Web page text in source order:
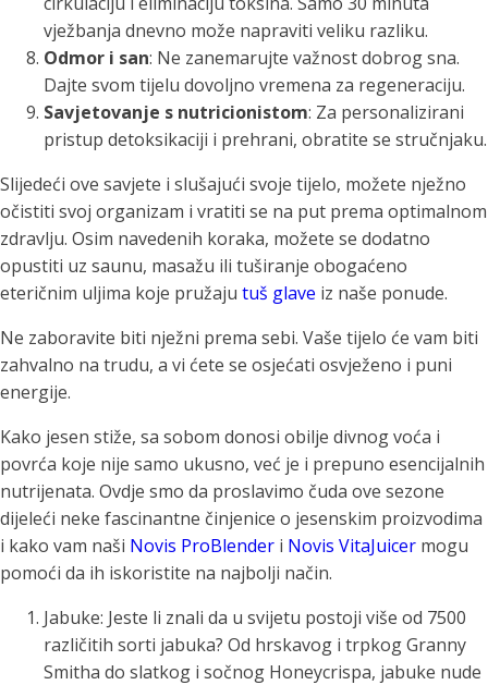
vježbanja dnevno može napraviti veliku razliku.
Odmor i san: Ne zanemarujte važnost dobrog sna.
Dajte svom tijelu dovoljno vremena za regeneraciju.
Savjetovanje s nutricionistom: Za personalizirani
pristup detoksikaciji i prehrani, obratite se stručnjaku.
Slijedeći ove savjete i slušajući svoje tijelo, možete nježno
očistiti svoj organizam i vratiti se na put prema optimalnom
zdravlju. Osim navedenih koraka, možete se dodatno
opustiti uz saunu, masažu ili tuširanje obogaćeno
eteričnim uljima koje pružaju tuš glave iz naše ponude.
Ne zaboravite biti nježni prema sebi. Vaše tijelo će vam biti
zahvalno na trudu, a vi ćete se osjećati osvježeno i puni
energije.
Kako jesen stiže, sa sobom donosi obilje divnog voća i
povrća koje nije samo ukusno, već je i prepuno esencijalnih
nutrijenata. Ovdje smo da proslavimo čuda ove sezone
dijeleći neke fascinantne činjenice o jesenskim proizvodima
i kako vam naši Novis ProBlender i Novis VitaJuicer mogu
pomoći da ih iskoristite na najbolji način.
Jabuke: Jeste li znali da u svijetu postoji više od 7500
različitih sorti jabuka? Od hrskavog i trpkog Granny
Smitha do slatkog i sočnog Honeycrispa, jabuke nude